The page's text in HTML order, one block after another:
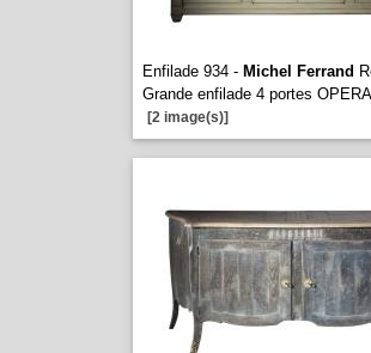
Enfilade 934 - Michel Ferrand
Grande enfilade 4 portes OPERA
[2 image(s)]